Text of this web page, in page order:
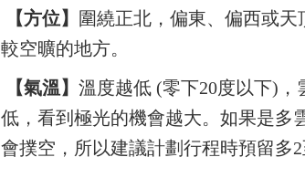
【方位】
圍繞正北，偏東、偏西或天
較空曠的地方。
【氣溫】 溫度越低 (零下20度以下)，
低，看到極光的機會越大。如果是多
會撲空，所以建議計劃行程時預留多2